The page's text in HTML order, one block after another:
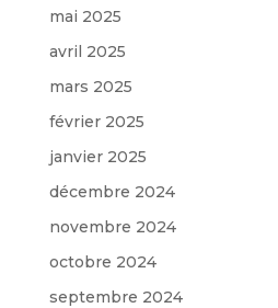
mai 2025
avril 2025
mars 2025
février 2025
janvier 2025
décembre 2024
novembre 2024
octobre 2024
septembre 2024